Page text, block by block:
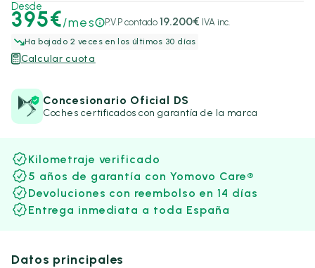
Desde
395€/mes P.V.P contado 19.200€ IVA inc.
Ha bajado 2 veces en los últimos 30 días
Calcular cuota
Concesionario Oficial DS
Coches certificados con garantía de la marca
Kilometraje verificado
5 años de garantía con Yomovo Care®
Devoluciones con reembolso en 14 días
Entrega inmediata a toda España
Datos principales